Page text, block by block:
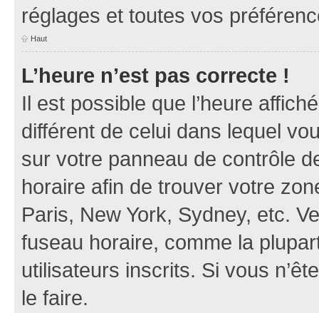
réglages et toutes vos
Haut
L’heure n’est pas correcte !
Il est possible que l’heure
différent de celui dans lequel
sur votre panneau de contrôle
horaire afin de trouver votre
Paris, New York, Sydney, etc.
fuseau horaire, comme la
utilisateurs inscrits. Si vous
le faire.